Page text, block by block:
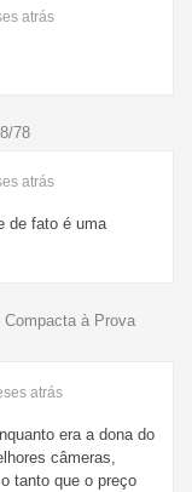
atrás
78
atrás
de fato é uma
à Prova
atrás
era a dona do
câmeras,
tanto que o preço